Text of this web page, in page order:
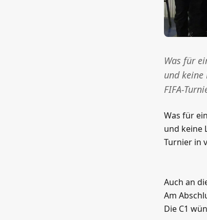
Was für
und keine
FIFA-
Was für
und keine
Turnier in
Auch an
Am
Die C1